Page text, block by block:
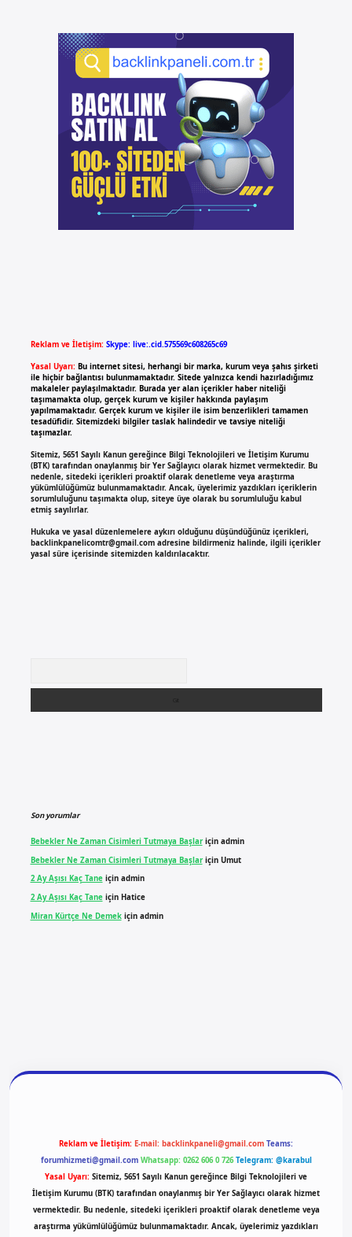
Reklam ve İletişim: Skype: live:.cid.575569c608265c69
Yasal Uyarı: Bu internet sitesi, herhangi bir marka, kurum veya şahıs şirketi
ile hiçbir bağlantısı bulunmamaktadır. Sitede yalnızca kendi hazırladığımız
makaleler paylaşılmaktadır. Burada yer alan içerikler haber niteliği
taşımamakta olup, gerçek kurum ve kişiler hakkında paylaşım
yapılmamaktadır. Gerçek kurum ve kişiler ile isim benzerlikleri tamamen
tesadüfidir. Sitemizdeki bilgiler taslak halindedir ve tavsiye niteliği
taşımazlar.
Sitemiz, 5651 Sayılı Kanun gereğince Bilgi Teknolojileri ve İletişim Kurumu
(BTK) tarafından onaylanmış bir Yer Sağlayıcı olarak hizmet vermektedir. Bu
nedenle, sitedeki içerikleri proaktif olarak denetleme veya araştırma
yükümlülüğümüz bulunmamaktadır. Ancak, üyelerimiz yazdıkları içeriklerin
sorumluluğunu taşımakta olup, siteye üye olarak bu sorumluluğu kabul
etmiş sayılırlar.
Hukuka ve yasal düzenlemelere aykırı olduğunu düşündüğünüz içerikleri,
backlinkpanelicomtr@gmail.comadresine bildirmeniz halinde, ilgili içerikler
yasal süre içerisinde sitemizden kaldırılacaktır.
Son yorumlar
Bebekler Ne Zaman Cisimleri Tutmaya Başlariçin admin
Bebekler Ne Zaman Cisimleri Tutmaya Başlariçin Umut
2 Ay Aşısı Kaç Taneiçin admin
2 Ay Aşısı Kaç Taneiçin Hatice
Miran Kürtçe Ne Demekiçin admin
Reklam ve İletişim: E-mail: backlinkpaneli@gmail.com Teams:
forumhizmeti@gmail.com Whatsapp: 0262 606 0 726 Telegram: @karabul
Yasal Uyarı: Sitemiz, 5651 Sayılı Kanun gereğince Bilgi Teknolojileri ve
İletişim Kurumu (BTK) tarafından onaylanmış bir Yer Sağlayıcı olarak hizmet
vermektedir. Bu nedenle, sitedeki içerikleri proaktif olarak denetleme veya
araştırma yükümlülüğümüz bulunmamaktadır. Ancak, üyelerimiz yazdıkları